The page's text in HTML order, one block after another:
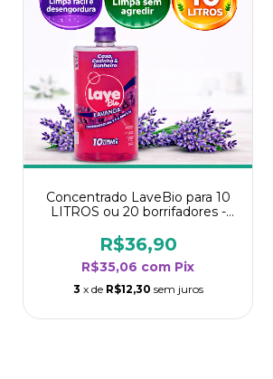
Concentrado LaveBio para 10
LITROS ou 20 borrifadores -
- Lavanda
R$36,90
R$35,06 com Pix
3 x de R$12,30 sem juros